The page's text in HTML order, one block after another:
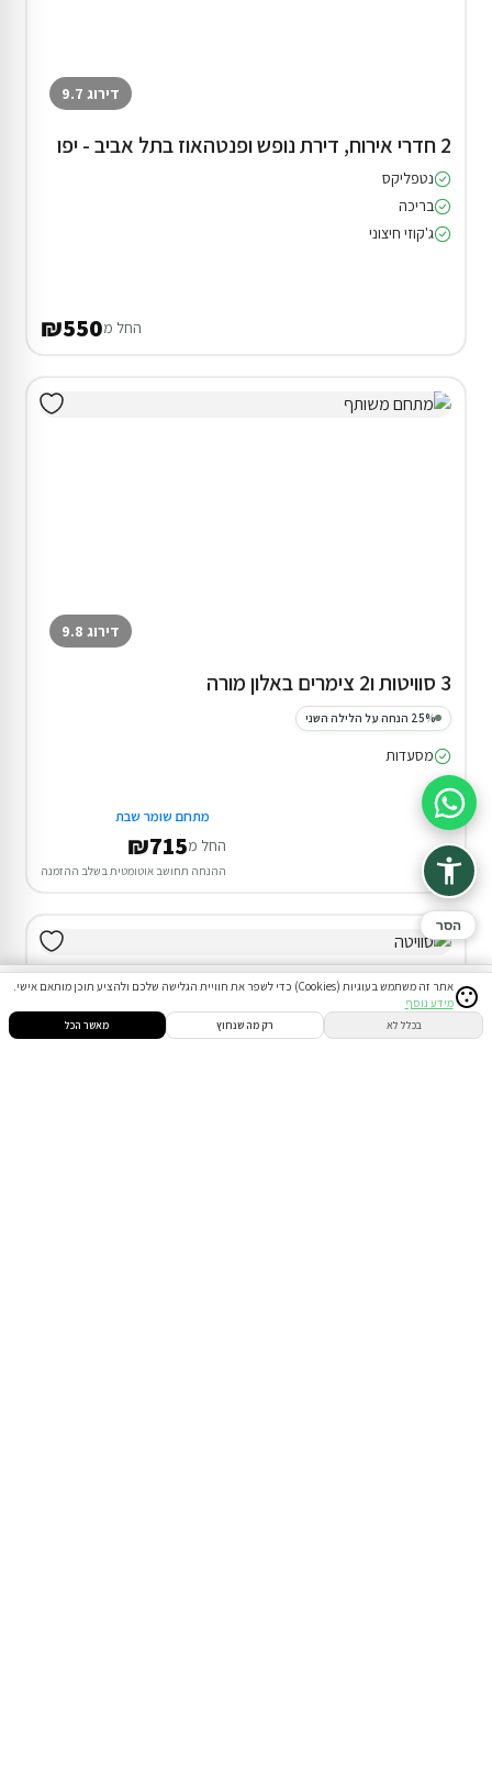
הזמנות הודעות התחבר
דירוג 9.7
2 חדרי אירוח, דירת נופש ופנטהאוז בתל אביב - יפו
נטפליקס
בריכה
ג'קוזי חיצוני
החל מ₪550
דירוג 9.8
3 סוויטות ו2 צימרים באלון מורה
25% הנחה על הלילה השני
מסעדות
מתחם שומר שבת
החל מ₪715
ההנחה תחושב אוטומטית בשלב ההזמנה
אתר זה משתמש בעוגיות (Cookies) כדי לשפר את חוויית הגלישה שלכם ולהציע תוכן מותאם אישי.
מידע נוסף
בכלל לא רק מה שנחוץ מאשר הכל
סיוע בהזמנה
הסר